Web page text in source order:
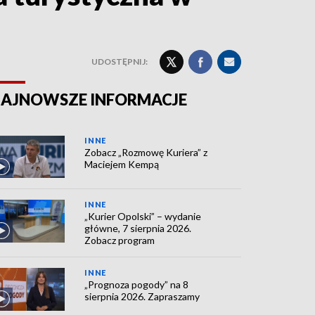
UDOSTĘPNIJ:
INFORMACJE
INNE
Zobacz „Rozmowę Kuriera” z
Maciejem Kempą
INNE
„Kurier Opolski” – wydanie
główne, 7 sierpnia 2026.
Zobacz program
INNE
„Prognoza pogody” na 8
sierpnia 2026. Zapraszamy